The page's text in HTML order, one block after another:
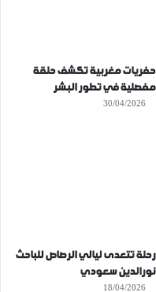
حفريات مغربية تكشف حلقة
مفصلية في تطور البشر
30/04/2026
رحلة تتعدى ليالي الرصاص للباحث
نورالدين سعودي
18/04/2026